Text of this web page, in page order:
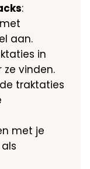
:
aan.​
in
vinden.​
traktaties
met je